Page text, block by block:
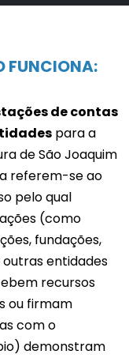
FUNCIONA:
de contas
para a
de São Joaquim
referem-se ao
pelo qual
(como
fundações,
outras entidades
recursos
ou firmam
com o
demonstram